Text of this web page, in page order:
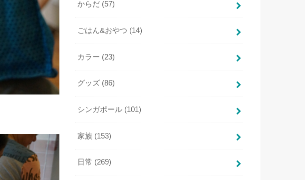
からだ (57)
ごはん&おやつ (14)
カラー (23)
グッズ (86)
シンガポール (101)
家族 (153)
日常 (269)